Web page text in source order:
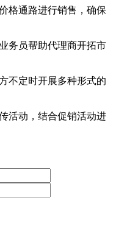
格通路进行销售，确保
务员帮助代理商开拓市
不定时开展多种形式的
活动，结合促销活动进